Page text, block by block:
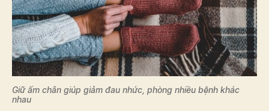
Giữ ấm chân giúp giảm đau nhức, phòng nhiều bệnh khác
nhau